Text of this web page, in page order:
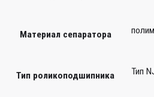
Материал сепаратора
Тип роликоподшипника Тип